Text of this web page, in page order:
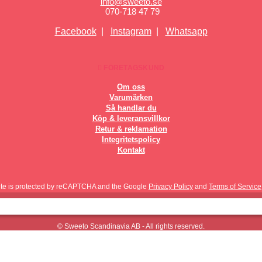
070-718 47 79
Facebook| Instagram| Whatsapp
Om oss
Varumärken
Så handlar du
Köp & leveransvillkor
Retur & reklamation
Integritetspolicy
Kontakt
is protected by reCAPTCHA and the Google Privacy Policy and Terms of Service
© Sweeto Scandinavia AB - All rights reserved.